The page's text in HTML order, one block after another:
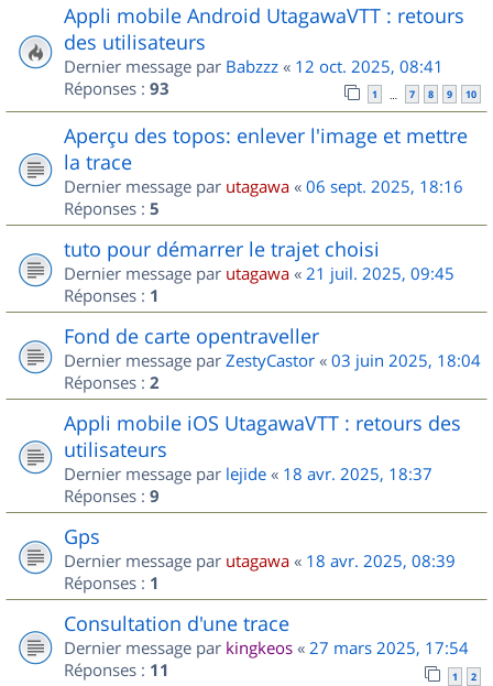
Appli mobile Android UtagawaVTT : retours
des utilisateurs
Dernier message par Babzzz « 12 oct. 2025, 08:41
Réponses : 93 1 … 7 8 9 10
Aperçu des topos: enlever l'image et mettre
la trace
Dernier message par utagawa « 06 sept. 2025, 18:16
Réponses : 5
tuto pour démarrer le trajet choisi
Dernier message par utagawa « 21 juil. 2025, 09:45
Réponses : 1
Fond de carte opentraveller
Dernier message par ZestyCastor « 03 juin 2025, 18:04
Réponses : 2
Appli mobile iOS UtagawaVTT : retours des
utilisateurs
Dernier message par lejide « 18 avr. 2025, 18:37
Réponses : 9
Gps
Dernier message par utagawa « 18 avr. 2025, 08:39
Réponses : 1
Consultation d'une trace
Dernier message par kingkeos « 27 mars 2025, 17:54
Réponses : 11 1 2